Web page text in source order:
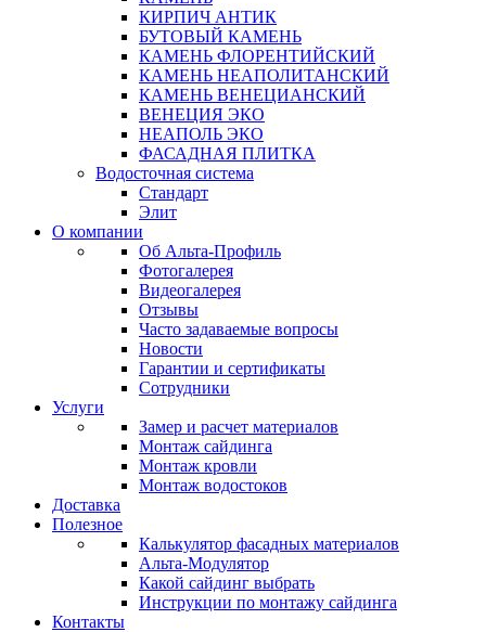
КИРПИЧ АНТИК
БУТОВЫЙ КАМЕНЬ
КАМЕНЬ ФЛОРЕНТИЙСКИЙ
КАМЕНЬ НЕАПОЛИТАНСКИЙ
КАМЕНЬ ВЕНЕЦИАНСКИЙ
ВЕНЕЦИЯ ЭКО
НЕАПОЛЬ ЭКО
ФАСАДНАЯ ПЛИТКА
Водосточная система
Стандарт
Элит
О компании
Об Альта-Профиль
Фотогалерея
Видеогалерея
Отзывы
Часто задаваемые вопросы
Новости
Гарантии и сертификаты
Сотрудники
Услуги
Замер и расчет материалов
Монтаж сайдинга
Монтаж кровли
Монтаж водостоков
Доставка
Полезное
Калькулятор фасадных материалов
Альта-Модулятор
Какой сайдинг выбрать
Инструкции по монтажу сайдинга
Контакты